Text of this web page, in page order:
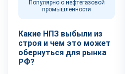
Популярно о нефтегазовой
промышленности
Какие НПЗ выбыли из
строя и чем это может
обернуться для рынка
РФ?